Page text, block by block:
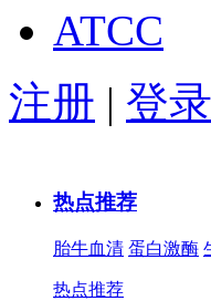
ATCC
注册 | 登录
热点推荐
胎牛血清 蛋白激酶
热点推荐